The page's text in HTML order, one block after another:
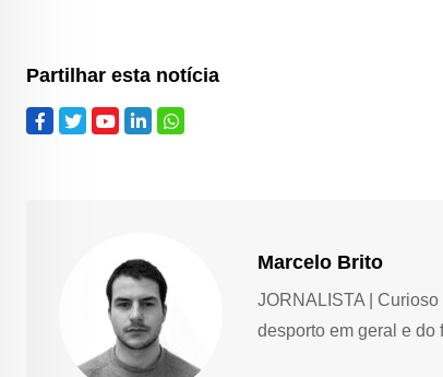
Partilhar esta notícia
Marcelo Brito
JORNALISTA |
desporto em geral e do